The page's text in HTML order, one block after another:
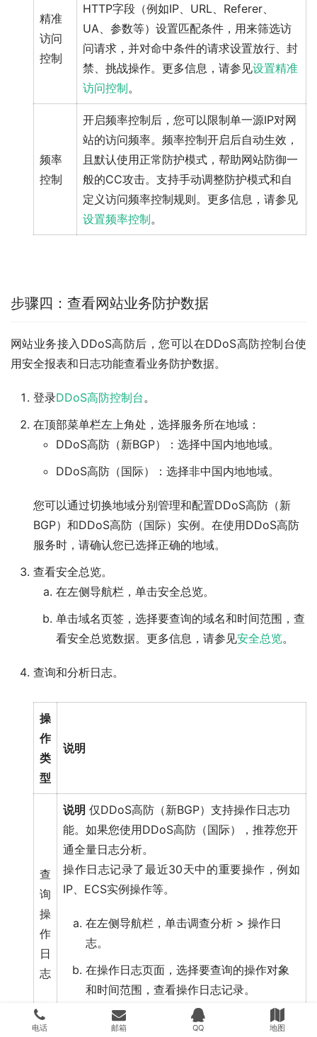
精准
访问
控制
HTTP字段（例如IP、URL、Referer、
UA、参数等）设置匹配条件，用来筛选访
问请求，并对命中条件的请求设置放行、封
禁、挑战操作。更多信息，请参见设置精准
访问控制。
频率
控制
开启频率控制后，您可以限制单一源IP对网
站的访问频率。频率控制开启后自动生效，
且默认使用正常防护模式，帮助网站防御一
般的CC攻击。支持手动调整防护模式和自
定义访问频率控制规则。更多信息，请参见
设置频率控制。
步骤四：查看网站业务防护数据
网站业务接入DDoS高防后，您可以在DDoS高防控制台使
用安全报表和日志功能查看业务防护数据。
登录DDoS高防控制台 。
在顶部菜单栏左上角处，选择服务所在地域：
DDoS高防（新BGP）
：选择中国内地地域。
DDoS高防（国际）
：选择非中国内地地域。
您可以通过切换地域分别管理和配置DDoS高防（新
BGP）和DDoS高防（国际）实例。在使用DDoS高防
服务时，请确认您已选择正确的地域。
查看安全总览。
在左侧导航栏，单击安全总览。
单击域名页签，选择要查询的域名和时间范围，查
看安全总览数据。更多信息，请参见安全总览。
查询和分析日志。
操
作
类
型
说明
查
询
操
作
日
志
说明 仅DDoS高防（新BGP）支持操作日志功
能。如果您使用DDoS高防（国际），推荐您开
通全量日志分析。
操作日志记录了最近30天中的重要操作，例如
IP、ECS实例操作等。
在左侧导航栏，单击调查分析 > 操作日
志。
在操作日志页面，选择要查询的操作对象
和时间范围，查看操作日志记录。
更多信息，请参见 操作日志。
电话 邮箱 QQ 地图